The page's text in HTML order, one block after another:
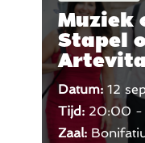
Muziek
Stapel
Datum: 12
Tijd: 20:00 -
Zaal: